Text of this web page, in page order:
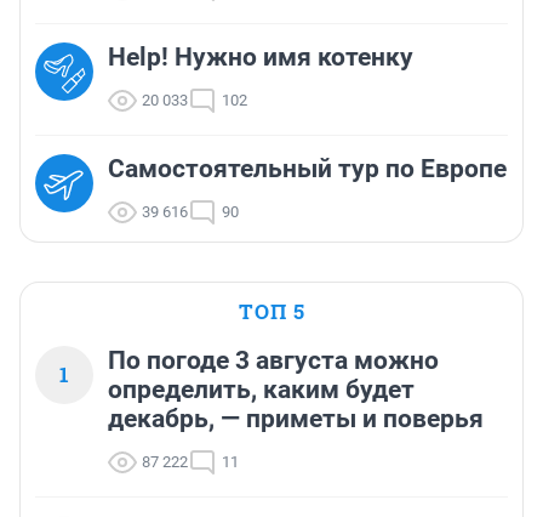
Help! Нужно имя котенку
20 033 102
Самостоятельный тур по Европе
39 616 90
ТОП 5
1
По погоде 3 августа можно
определить, каким будет
декабрь, — приметы и поверья
87 222 11